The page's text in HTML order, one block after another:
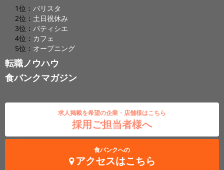
1位： バリスタ
2位： 土日祝休み
3位： パティシエ
4位： カフェ
5位： オープニング
転職ノウハウ
食バンクマガジン
求人掲載を希望の企業・店舗様はこちら
採用ご担当者様へ
食バンクへの
アクセスはこちら